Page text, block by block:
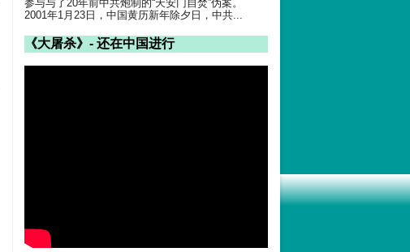
参与与了20年前中共炮制的“天安门自焚”伪案。
2001年1月23日，中国黄历新年除夕日，中共...
《大屠杀》- 还在中国进行